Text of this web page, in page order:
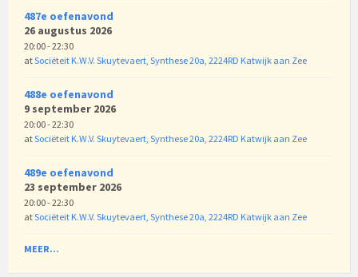
487e oefenavond
26 augustus 2026
20:00 - 22:30
atSociëteit K.W.V. Skuytevaert, Synthese 20a, 2224RD Katwijk aan Zee
488e oefenavond
9 september 2026
20:00 - 22:30
atSociëteit K.W.V. Skuytevaert, Synthese 20a, 2224RD Katwijk aan Zee
489e oefenavond
23 september 2026
20:00 - 22:30
atSociëteit K.W.V. Skuytevaert, Synthese 20a, 2224RD Katwijk aan Zee
MEER...